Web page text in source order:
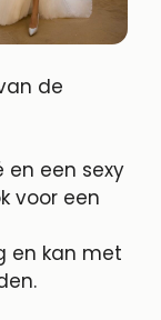
de
en een sexy
voor een
en kan met